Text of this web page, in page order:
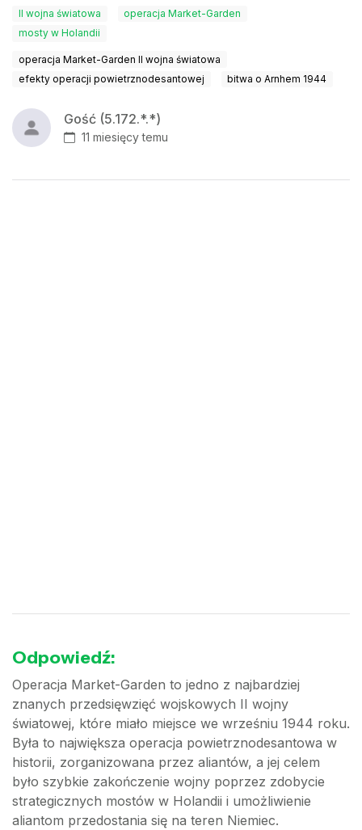
II wojna światowa
operacja Market-Garden
mosty w Holandii
operacja Market-Garden II wojna światowa
efekty operacji powietrznodesantowej
bitwa o Arnhem 1944
Gość (5.172.*.*)
11 miesięcy temu
Odpowiedź:
Operacja Market-Garden to jedno z najbardziej
znanych przedsięwzięć wojskowych II wojny
światowej, które miało miejsce we wrześniu 1944 roku.
Była to największa operacja powietrznodesantowa w
historii, zorganizowana przez aliantów, a jej celem
było szybkie zakończenie wojny poprzez zdobycie
strategicznych mostów w Holandii i umożliwienie
aliantom przedostania się na teren Niemiec.